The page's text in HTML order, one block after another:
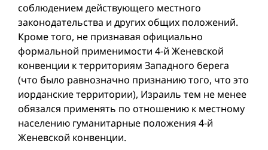
соблюдением действующего местного
законодательства и других общих положений.
Кроме того, не признавая официально
формальной применимости 4-й Женевской
конвенции к территориям Западного берега
(что было равнозначно признанию того, что это
иорданские территории), Израиль тем не менее
обязался применять по отношению к местному
населению гуманитарные положения 4-й
Женевской конвенции.